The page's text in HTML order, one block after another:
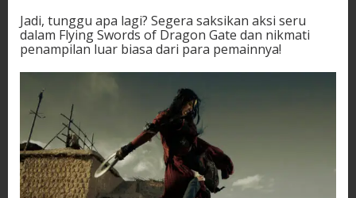
Jadi, tunggu apa lagi? Segera saksikan aksi seru
dalam Flying Swords of Dragon Gate dan nikmati
penampilan luar biasa dari para pemainnya!